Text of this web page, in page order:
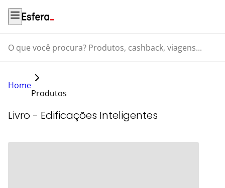
O que você procura? Produtos, cashback, viagens...
Home
Produtos
Livro - Edificações Inteligentes